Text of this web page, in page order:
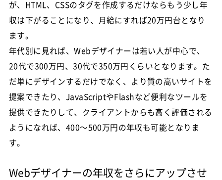
が、HTML、CSSのタグを作成するだけならもう少し年
収は下がることになり、月給にすれば20万円台となり
ます。
年代別に見れば、Webデザイナーは若い人が中心で、
20代で300万円、30代で350万円くらいとなります。た
だ単にデザインするだけでなく、より質の高いサイトを
提案できたり、JavaScriptやFlashなど便利なツールを
提供できたりして、クライアントからも高く評価される
ようになれば、400～500万円の年収も可能となりま
す。
Webデザイナーの年収をさらにアップさせ